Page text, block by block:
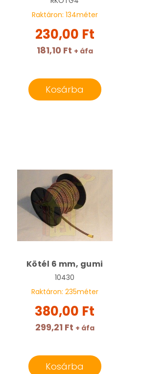
Raktáron: 134méter
230,00 Ft
181,10 Ft + áfa
Kosárba
Kötél 6 mm, gumi
10430
Raktáron: 235méter
380,00 Ft
299,21 Ft + áfa
Kosárba